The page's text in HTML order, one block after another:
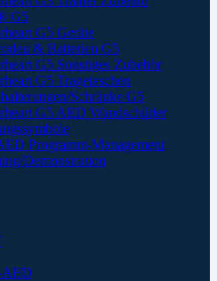
G5
G5 Geräte
& Batterien G5
G5 Sonstiges Zubehör
G5 Tragetaschen
Schränke G5
G5 AED Wandschilder
Programm-Management
Demonstration